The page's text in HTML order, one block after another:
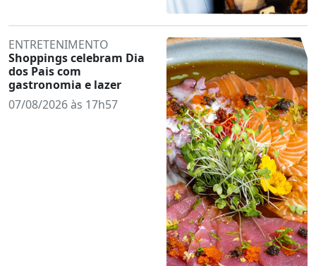
ENTRETENIMENTO
Shoppings celebram Dia
dos Pais com
gastronomia e lazer
07/08/2026 às 17h57